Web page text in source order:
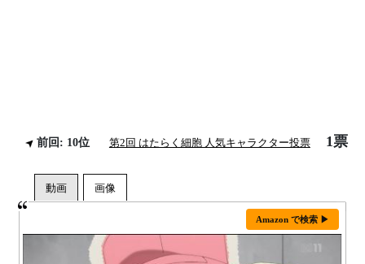
前回: 10位 第2回 はたらく細胞 人気キャラクター投票 1票
Amazon で検索 ▶